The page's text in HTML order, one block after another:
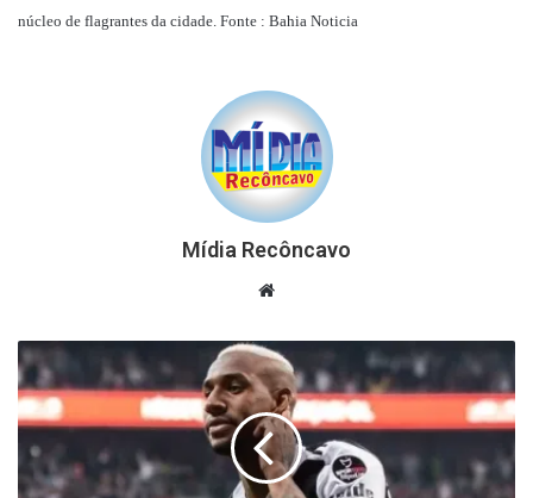
núcleo de flagrantes da cidade. Fonte : Bahia Noticia
Mídia Recôncavo
Website